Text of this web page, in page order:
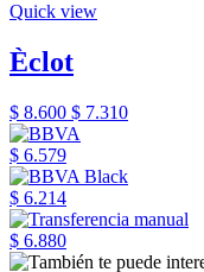
Quick view
Èclot
$ 8.600 $ 7.310
$ 6.579
$ 6.214
$ 6.880